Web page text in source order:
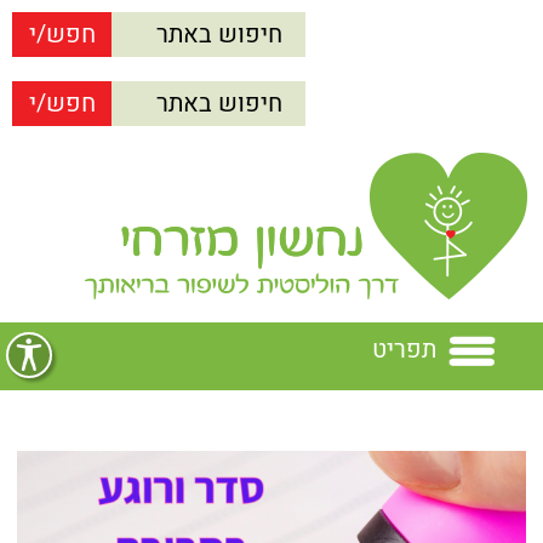
תפריט
נחשון מזרחי